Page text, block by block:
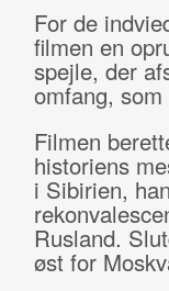
For de
filmen en
spejle, der
omfang,
Filmen
historiens
i Sibirien,
Rusland.
øst for